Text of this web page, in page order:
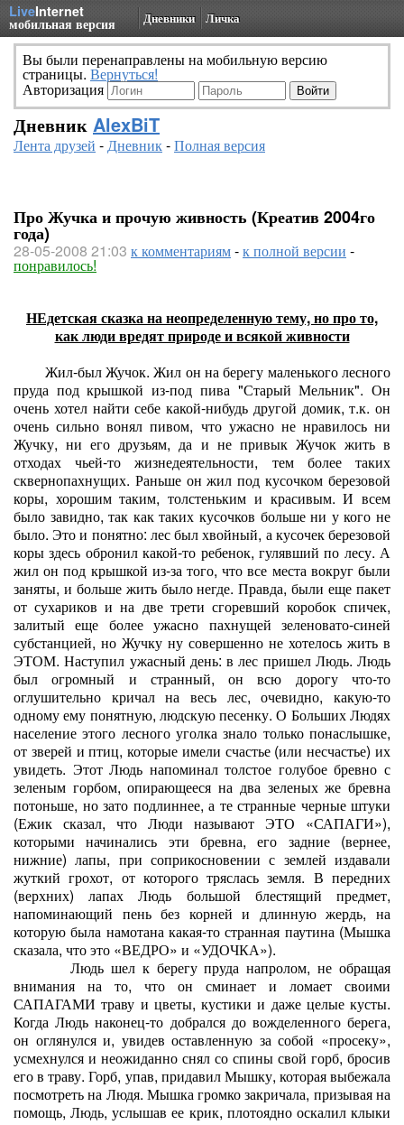
LiveInternet
мобильная версия Дневники Личка
Вы были перенаправлены на мобильную версию
страницы. Вернуться!
Авторизация
Дневник AlexBiT
Лента друзей -Дневник-Полная версия
Про Жучка и прочую живность (Креатив 2004го
года)
28-05-2008 21:03 к комментариям-к полной версии -
понравилось!
НЕдетская сказка на неопределенную тему, но про то,
как люди вредят природе и всякой живности
Жил-был Жучок. Жил он на берегу маленького лесного
пруда под крышкой из-под пива "Старый Мельник". Он
очень хотел найти себе какой-нибудь другой домик, т.к. он
очень сильно вонял пивом, что ужасно не нравилось ни
Жучку, ни его друзьям, да и не привык Жучок жить в
отходах чьей-то жизнедеятельности, тем более таких
сквернопахнущих. Раньше он жил под кусочком березовой
коры, хорошим таким, толстеньким и красивым. И всем
было завидно, так как таких кусочков больше ни у кого не
было. Это и понятно: лес был хвойный, а кусочек березовой
коры здесь обронил какой-то ребенок, гулявший по лесу. А
жил он под крышкой из-за того, что все места вокруг были
заняты, и больше жить было негде. Правда, были еще пакет
от сухариков и на две трети сгоревший коробок спичек,
залитый еще более ужасно пахнущей зеленовато-синей
субстанцией, но Жучку ну совершенно не хотелось жить в
ЭТОМ. Наступил ужасный день: в лес пришел Людь. Людь
был огромный и странный, он всю дорогу что-то
оглушительно кричал на весь лес, очевидно, какую-то
одному ему понятную, людскую песенку. О Больших Людях
население этого лесного уголка знало только понаслышке,
от зверей и птиц, которые имели счастье (или несчастье) их
увидеть. Этот Людь напоминал толстое голубое бревно с
зеленым горбом, опирающееся на два зеленых же бревна
потоньше, но зато подлиннее, а те странные черные штуки
(Ежик сказал, что Люди называют ЭТО «САПАГИ»),
которыми начинались эти бревна, его задние (вернее,
нижние) лапы, при соприкосновении с землей издавали
жуткий грохот, от которого тряслась земля. В передних
(верхних) лапах Людь большой блестящий предмет,
напоминающий пень без корней и длинную жердь, на
которую была намотана какая-то странная паутина (Мышка
сказала, что это «ВЕДРО» и «УДОЧКА»).
Людь шел к берегу пруда напролом, не обращая
внимания на то, что он сминает и ломает своими
САПАГАМИ траву и цветы, кустики и даже целые кусты.
Когда Людь наконец-то добрался до вожделенного берега,
он оглянулся и, увидев оставленную за собой «просеку»,
усмехнулся и неожиданно снял со спины свой горб, бросив
его в траву. Горб, упав, придавил Мышку, которая выбежала
посмотреть на Людя. Мышка громко закричала, призывая на
помощь, Людь, услышав ее крик, плотоядно оскалил клыки